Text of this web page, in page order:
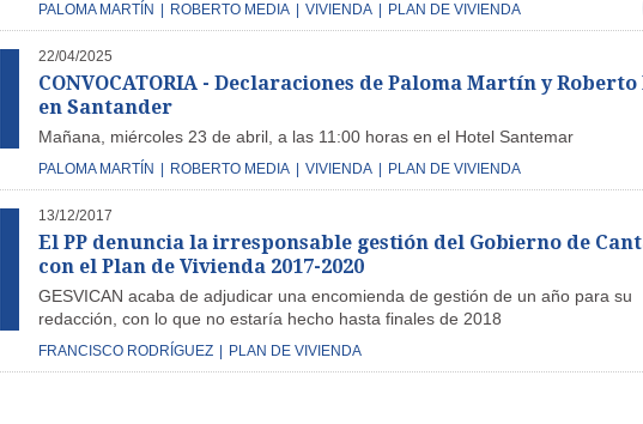
PALOMA MARTÍN ROBERTO MEDIA VIVIENDA PLAN DE VIVIENDA
22/04/2025
CONVOCATORIA - Declaraciones de Paloma Martín y Roberto
en Santander
Mañana, miércoles 23 de abril, a las 11:00 horas en el Hotel Santemar
PALOMA MARTÍN ROBERTO MEDIA VIVIENDA PLAN DE VIVIENDA
13/12/2017
El PP denuncia la irresponsable gestión del Gobierno de
con el Plan de Vivienda 2017-2020
GESVICAN acaba de adjudicar una encomienda de gestión de un año para su
redacción, con lo que no estaría hecho hasta finales de 2018
FRANCISCO RODRÍGUEZ PLAN DE VIVIENDA